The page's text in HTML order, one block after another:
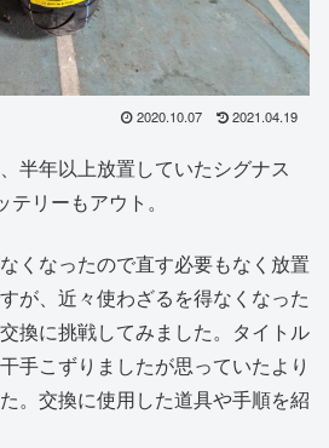
2020.10.07 2021.04.19
半年以上放置していたシグナス
リーもアウト。
くなったので直す必要もなく放置
が、近々使わざるを得なくなった
換に挑戦してみました。タイトル
手こずりましたが思っていたより
。交換に使用した道具や手順を紹